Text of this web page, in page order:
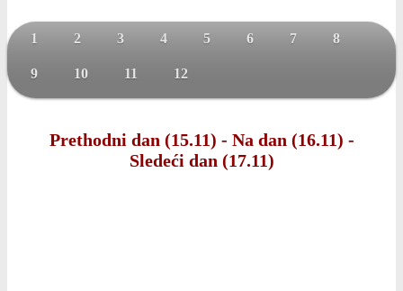
1 2 3 4 5 6 7 8
9 10 11 12
Prethodni dan (15.11) - Na dan (16.11) -
Sledeći dan (17.11)